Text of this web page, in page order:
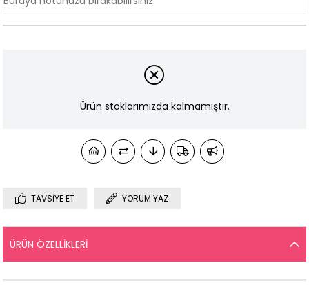
Ürün stoklarımızda kalmamıştır.
TAVSIYE ET YORUM YAZ
ÜRÜN ÖZELLIKLERI